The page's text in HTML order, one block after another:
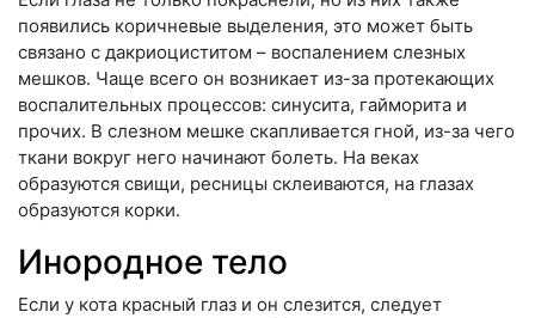
появились коричневые выделения, это может быть
связано с дакриоциститом – воспалением слезных
мешков. Чаще всего он возникает из-за протекающих
воспалительных процессов: синусита, гайморита и
прочих. В слезном мешке скапливается гной, из-за чего
ткани вокруг него начинают болеть. На веках
образуются свищи, ресницы склеиваются, на глазах
образуются корки.
Инородное тело
Если у кота красный глаз и он слезится, следует